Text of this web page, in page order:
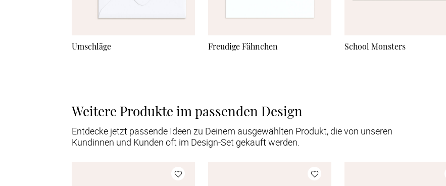
Umschläge Freudige Fähnchen School Monsters
Weitere Produkte im passenden Design
Entdecke jetzt passende Ideen zu Deinem ausgewählten Produkt, die von unseren
Kundinnen und Kunden oft im Design-Set gekauft werden.